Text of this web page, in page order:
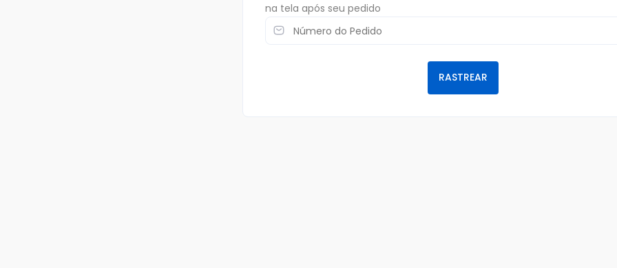
na tela após seu pedido
RASTREAR